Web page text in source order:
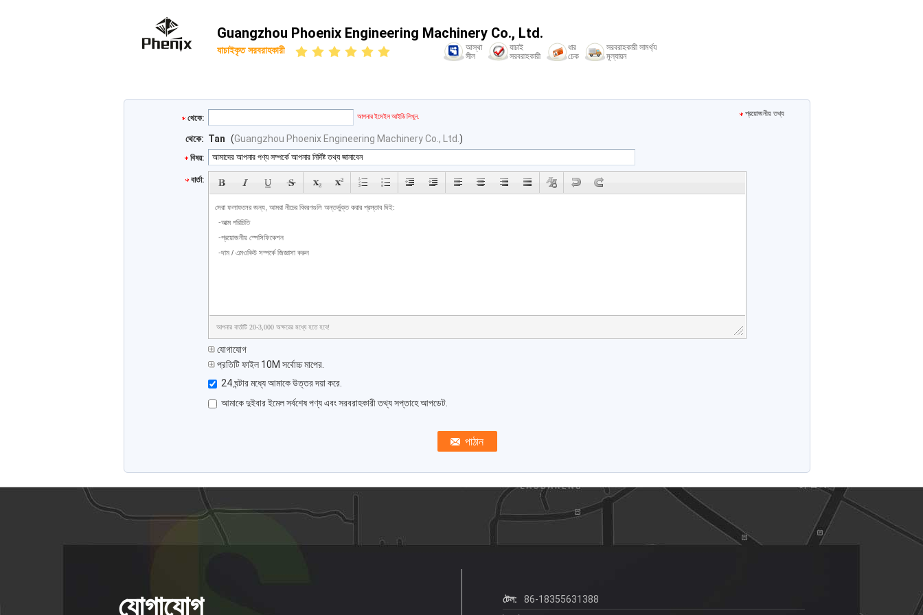
Guangzhou Phoenix Engineering Machinery Co., Ltd.
যাচাইকৃত সরবরাহকারী
আস্থা
সীল
যাচাই
সরবরাহকারী
ধার
চেক
সরবরাহকারী সামর্থ্য
মূল্যায়ন
থেকে: আপনার ইমেইল আইডি লিখুন. প্রয়োজনীয় তথ্য
থেকে: Tan (Guangzhou Phoenix Engineering Machinery Co., Ltd. )
বিষয়:
বার্তা:
আপনার বার্তাটি 20-3,000 অক্ষরের মধ্যে হতে হবে!
যোগাযোগ
প্রতিটি ফাইল 10M সর্বোচ্চ মাপের.
24 ঘন্টার মধ্যে আমাকে উত্তর দয়া করে.
আমাকে দুইবার ইমেল সর্বশেষ পণ্য এবং সরবরাহকারী তথ্য সপ্তাহে আপডেট.
যোগাযোগ টেল:
86-18355631388